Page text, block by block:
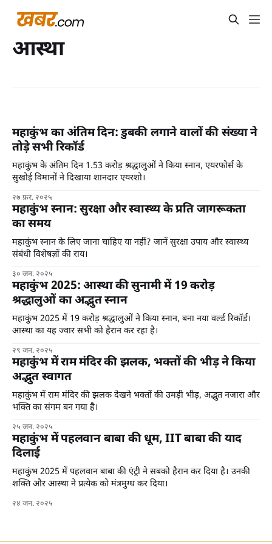
आस्था
महाकुंभ का अंतिम दिन: डुबकी लगाने वालों की संख्या ने
तोड़े सभी रिकॉर्ड
महाकुंभ के अंतिम दिन 1.53 करोड़ श्रद्धालुओं ने किया स्नान, एयरफोर्स के
सुखोई विमानों ने दिखाया शानदार एयरशो।
२७ फ़र. २०२५
महाकुंभ स्नान: सुरक्षा और स्वास्थ्य के प्रति जागरूकता
का समय
महाकुंभ स्नान के लिए जाना चाहिए या नहीं? जानें सुरक्षा उपाय और स्वास्थ्य
संबंधी विशेषज्ञों की राय।
३० जन. २०२५
महाकुंभ 2025: आस्था की सुनामी में 19 करोड़
श्रद्धालुओं का अद्भुत स्नान
महाकुंभ 2025 में 19 करोड़ श्रद्धालुओं ने किया स्नान, बना नया वर्ल्ड रिकॉर्ड।
आस्था का यह ज्वार सभी को हैरान कर रहा है।
२९ जन. २०२५
महाकुंभ में राम मंदिर की झलक, भक्तों की भीड़ ने किया
अद्भुत स्वागत
महाकुंभ में राम मंदिर की झलक देखने भक्तों की उमड़ी भीड़, अद्भुत नजारा और
भक्ति का संगम बन गया है।
२५ जन. २०२५
महाकुंभ में पहलवान बाबा की धूम, IIT बाबा की याद
दिलाई
महाकुंभ 2025 में पहलवान बाबा की एंट्री ने सबको हैरान कर दिया है। उनकी
शक्ति और आस्था ने प्रत्येक को मंत्रमुग्ध कर दिया।
२४ जन. २०२५